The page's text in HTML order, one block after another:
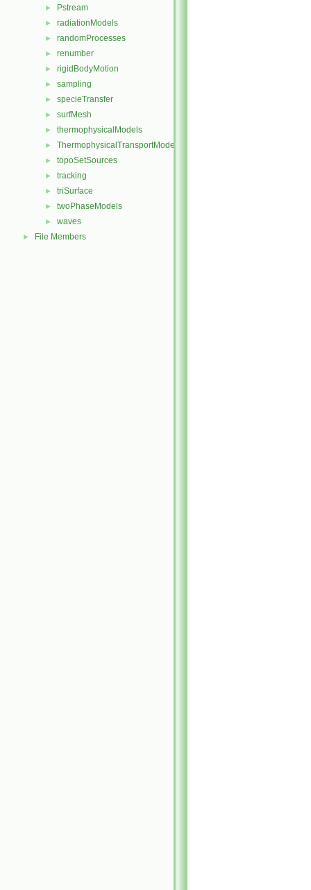
► Pstream
► radiationModels
► randomProcesses
► renumber
► rigidBodyMotion
► sampling
► specieTransfer
► surfMesh
► thermophysicalModels
► ThermophysicalTransportModels
► topoSetSources
► tracking
► triSurface
► twoPhaseModels
► waves
► File Members